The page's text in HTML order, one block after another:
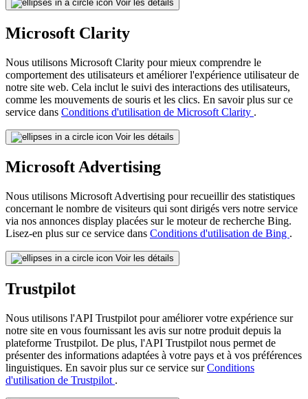
Voir les détails
Microsoft Clarity
Nous utilisons Microsoft Clarity pour mieux comprendre le
comportement des utilisateurs et améliorer l'expérience utilisateur de
notre site web. Cela inclut le suivi des interactions des utilisateurs,
comme les mouvements de souris et les clics. En savoir plus sur ce
service dans Conditions d'utilisation de Microsoft Clarity .
Voir les détails
Microsoft Advertising
Nous utilisons Microsoft Advertising pour recueillir des statistiques
concernant le nombre de visiteurs qui sont dirigés vers notre service
via nos annonces display placées sur le moteur de recherche Bing.
Lisez-en plus sur ce service dans Conditions d'utilisation de Bing .
Voir les détails
Trustpilot
Nous utilisons l'API Trustpilot pour améliorer votre expérience sur
notre site en vous fournissant les avis sur notre produit depuis la
plateforme Trustpilot. De plus, l'API Trustpilot nous permet de
présenter des informations adaptées à votre pays et à vos préférences
linguistiques. En savoir plus sur ce service surConditions
d'utilisation de Trustpilot .